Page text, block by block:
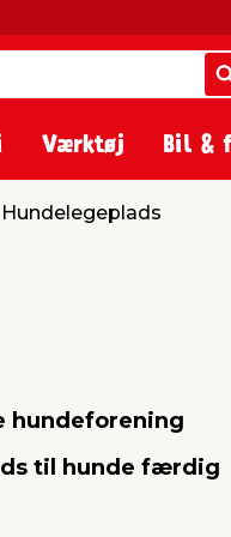
Værktøj Bil &
Hundelegeplads
hundeforening
til hunde færdig